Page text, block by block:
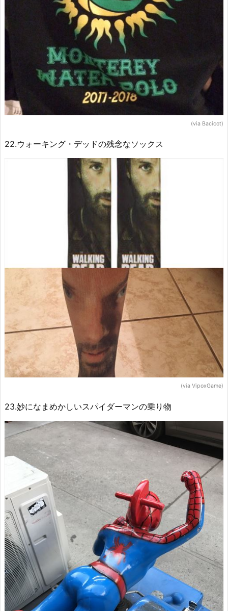
(via Bacicot)
22.ウォーキング・デッドの残念なソックス
(via VipoxGame)
23.妙になまめかしいスパイダーマンの乗り物